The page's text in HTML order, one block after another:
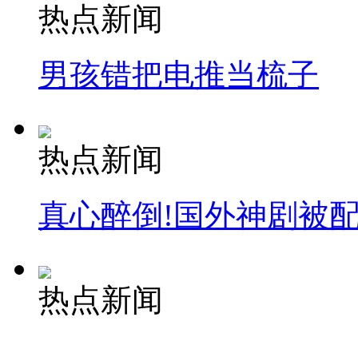
热点新闻
男孩错把电推当梳子
热点新闻
真心醉倒!国外神剧被
热点新闻